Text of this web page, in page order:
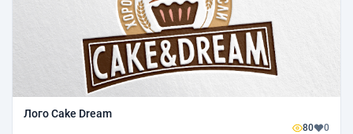
Лого Cake Dream
80 0